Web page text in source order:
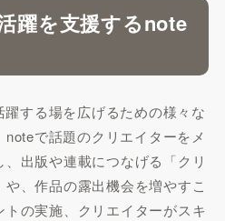
躍を支援するnote
する場を広げるための様々な
で話題のクリエイターをメ
出版や連載につなげる「クリ
、作品の露出機会を増やすこ
の実施、クリエイターがスキ